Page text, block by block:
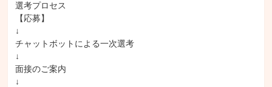
選考プロセス
【応募】
↓
チャットボットによる一次選考
↓
面接のご案内
↓